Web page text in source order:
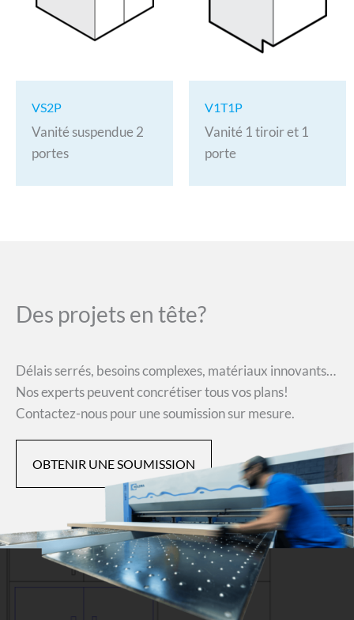
VS2P
Vanité suspendue 2
portes
V1T1P
Vanité 1 tiroir et 1
porte
Des projets en tête?
Délais serrés, besoins complexes, matériaux innovants…
Nos experts peuvent concrétiser tous vos plans!
Contactez-nous pour une soumission sur mesure.
OBTENIR UNE SOUMISSION